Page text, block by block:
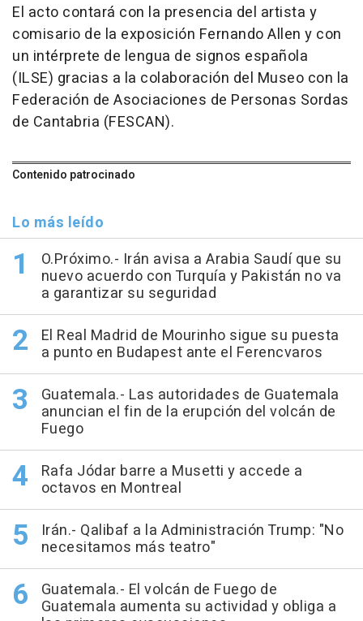
El acto contará con la presencia del artista y
comisario de la exposición Fernando Allen y con
un intérprete de lengua de signos española
(ILSE) gracias a la colaboración del Museo con la
Federación de Asociaciones de Personas Sordas
de Cantabria (FESCAN).
Contenido patrocinado
Lo más leído
O.Próximo.- Irán avisa a Arabia Saudí que su
nuevo acuerdo con Turquía y Pakistán no va
a garantizar su seguridad
El Real Madrid de Mourinho sigue su puesta
a punto en Budapest ante el Ferencvaros
Guatemala.- Las autoridades de Guatemala
anuncian el fin de la erupción del volcán de
Fuego
Rafa Jódar barre a Musetti y accede a
octavos en Montreal
Irán.- Qalibaf a la Administración Trump: "No
necesitamos más teatro"
Guatemala.- El volcán de Fuego de
Guatemala aumenta su actividad y obliga a